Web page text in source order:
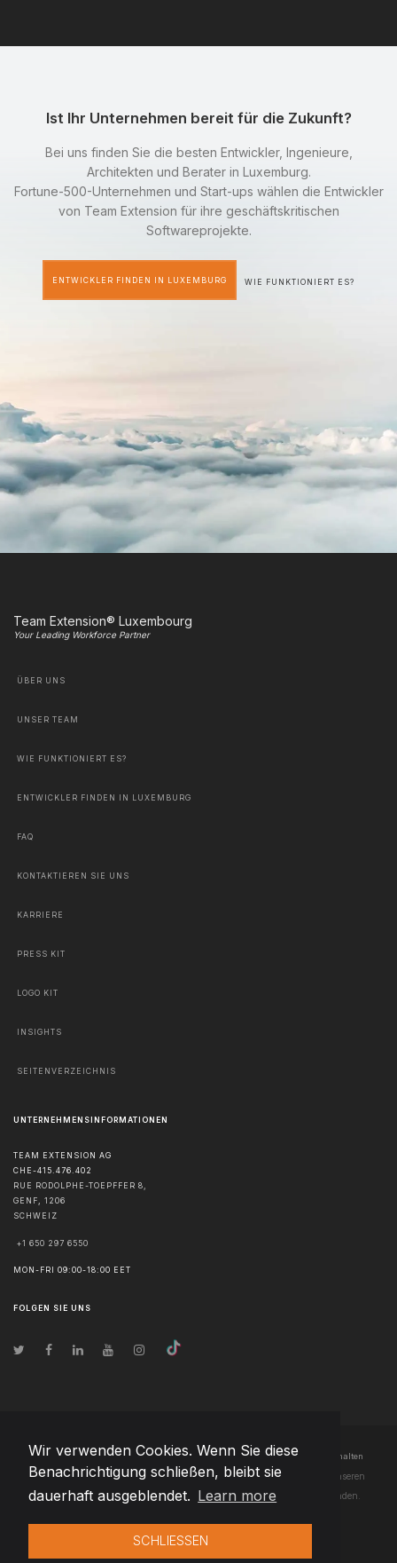
Wir verwenden Cookies. Wenn Sie diese
Benachrichtigung schließen, bleibt sie
dauerhaft ausgeblendet. Learn more
SCHLIESSEN
Ist Ihr Unternehmen bereit für die Zukunft?
Bei uns finden Sie die besten Entwickler, Ingenieure,
Architekten und Berater in Luxemburg.
Fortune-500-Unternehmen und Start-ups wählen die Entwickler
von Team Extension für ihre geschäftskritischen
Softwareprojekte.
ENTWICKLER FINDEN IN LUXEMBURG WIE FUNKTIONIERT ES?
Team Extension® Luxembourg
Your Leading Workforce Partner
ÜBER UNS
UNSER TEAM
WIE FUNKTIONIERT ES?
ENTWICKLER FINDEN IN LUXEMBURG
FAQ
KONTAKTIEREN SIE UNS
KARRIERE
PRESS KIT
LOGO KIT
INSIGHTS
SEITENVERZEICHNIS
UNTERNEHMENSINFORMATIONEN
TEAM EXTENSION AG
CHE-415.476.402
RUE RODOLPHE-TOEPFFER 8,
GENF
1206
SCHWEIZ
+1 650 297 6550
MON-FRI 09:00-18:00 EET
FOLGEN SIE UNS
© Urheberrecht 2026 Team Extension AG Luxembourg- Alle Rechte vorbehalten
Changelog● Durch die Nutzung dieser Website erklären Sie sich mit unseren
Nutzungsbedingungen und unserer Datenschutzerklärung einverstanden.